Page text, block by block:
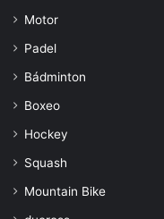
Motor
Padel
Bádminton
Boxeo
Hockey
Squash
Mountain Bike